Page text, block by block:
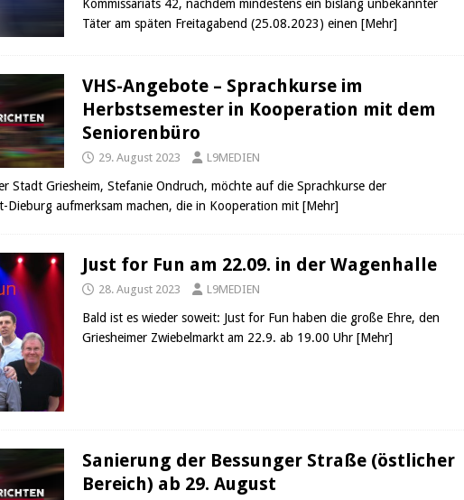
[ 6. August 2026 ] Die Lichter gehen aus…. IN EIGENER SACHE
Kommissariats 42, nachdem mindestens ein bislang unbekannter
Täter am späten Freitagabend (25.08.2023) einen [Mehr]
VHS-Angebote – Sprachkurse im
Herbstsemester in Kooperation mit dem
Seniorenbüro
29. August 2023 L9MEDIEN
Stadt Griesheim, Stefanie Ondruch, möchte auf die Sprachkurse der
Dieburg aufmerksam machen, die in Kooperation mit [Mehr]
Just for Fun am 22.09. in der Wagenhalle
28. August 2023 L9MEDIEN
Bald ist es wieder soweit: Just for Fun haben die große Ehre, den
Griesheimer Zwiebelmarkt am 22.9. ab 19.00 Uhr [Mehr]
Sanierung der Bessunger Straße (östlicher
Bereich) ab 29. August